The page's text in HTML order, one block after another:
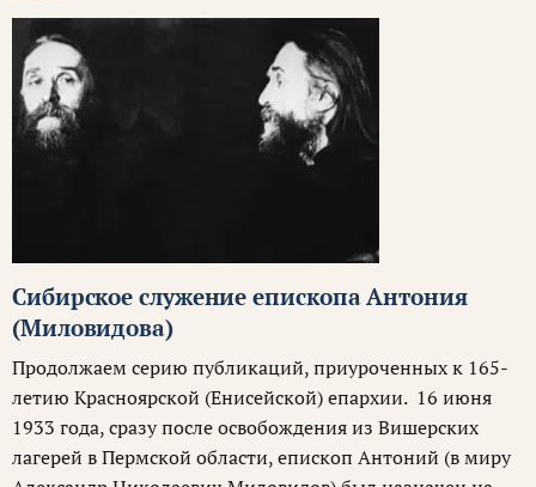
Cибирское служение епископа Антония
(Миловидова)
Продолжаем серию публикаций, приуроченных к 165-
летию Красноярской (Енисейской) епархии. 16 июня
1933 года, сразу после освобождения из Вишерских
лагерей в Пермской области, епископ Антоний (в миру